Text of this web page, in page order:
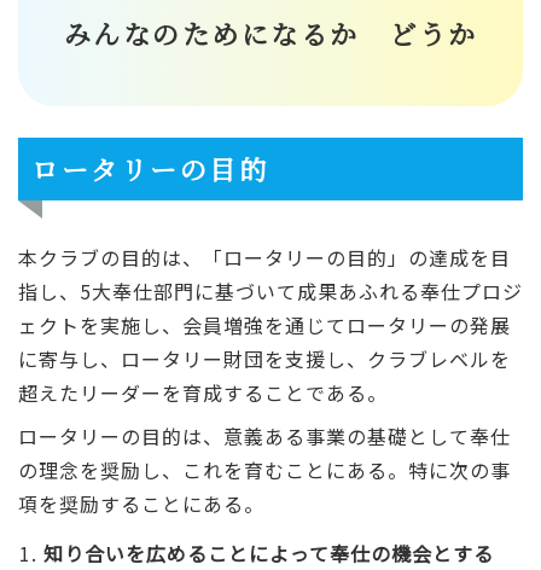
みんなのためになるか どうか
ロータリーの目的
本クラブの目的は、「ロータリーの目的」の達成を目
指し、5大奉仕部門に基づいて成果あふれる奉仕プロジ
ェクトを実施し、会員増強を通じてロータリーの発展
に寄与し、ロータリー財団を支援し、クラブレベルを
超えたリーダーを育成することである。
ロータリーの目的は、意義ある事業の基礎として奉仕
の理念を奨励し、これを育むことにある。特に次の事
項を奨励することにある。
知り合いを広めることによって奉仕の機会とする